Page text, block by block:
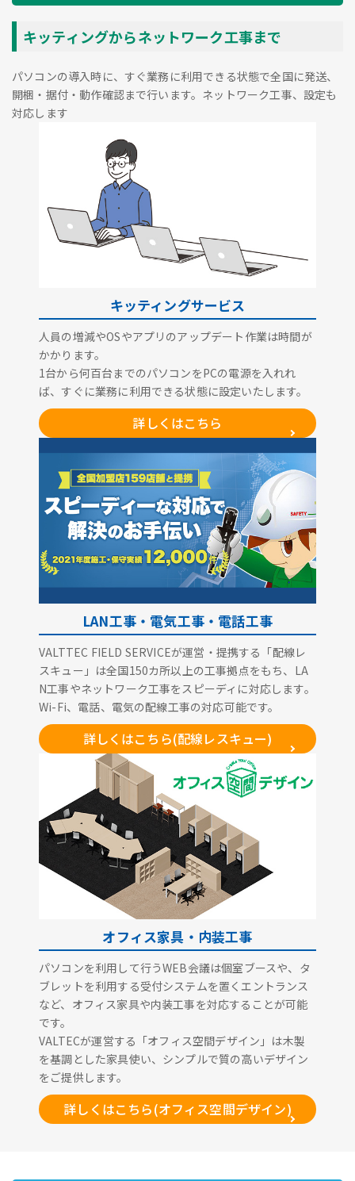
キッティングからネットワーク工事まで
パソコンの導入時に、すぐ業務に利用できる状態で全国に発送、
開梱・据付・動作確認まで行います。ネットワーク工事、設定も
対応します
キッティングサービス
人員の増減やOSやアプリのアップデート作業は時間が
かかります。
1台から何百台までのパソコンをPCの電源を入れれ
ば、すぐに業務に利用できる状態に設定いたします。
詳しくはこちら
LAN工事・電気工事・電話工事
VALTTEC FIELD SERVICEが運営・提携する「配線レ
スキュー」は全国150カ所以上の工事拠点をもち、LA
N工事やネットワーク工事をスピーディに対応します。
Wi-Fi、電話、電気の配線工事の対応可能です。
詳しくはこちら(配線レスキュー)
オフィス家具・内装工事
パソコンを利用して行うWEB会議は個室ブースや、タ
ブレットを利用する受付システムを置くエントランス
など、オフィス家具や内装工事を対応することが可能
です。
VALTECが運営する「オフィス空間デザイン」は木製
を基調とした家具使い、シンプルで質の高いデザイン
をご提供します。
詳しくはこちら(オフィス空間デザイン)